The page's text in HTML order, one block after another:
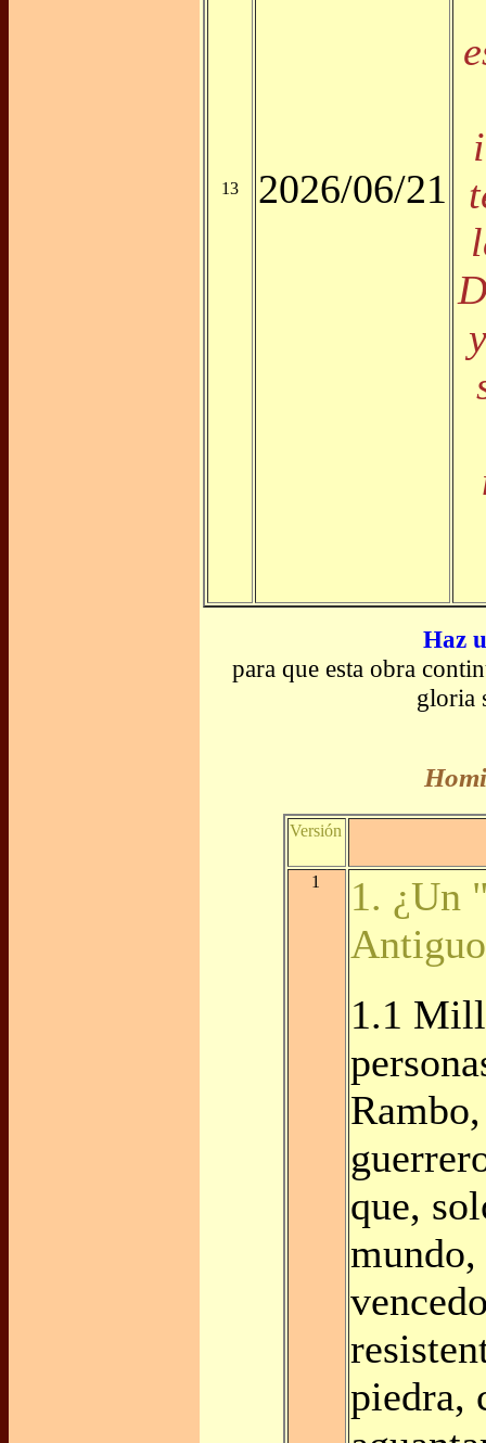
13 2026/06/21
Haz
para que esta obra
gloria
Versión
1
1. ¿Un
1.1
que,
piedra,